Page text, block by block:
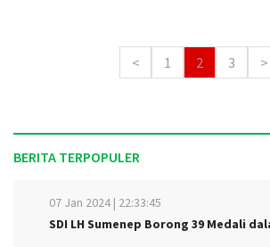
< 1 2 3 >
BERITA TERPOPULER
07 Jan 2024 | 22:33:45
SDI LH Sumenep Borong 39 Medali